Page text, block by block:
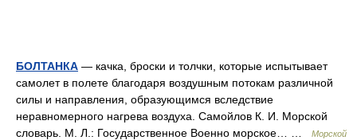
БОЛТАНКА — качка, броски и толчки, которые испытывает
самолет в полете благодаря воздушным потокам различной
силы и направления, образующимся вследствие
неравномерного нагрева воздуха. Самойлов К. И. Морской
словарь. М. Л.: Государственное Военно морское… …
Морской